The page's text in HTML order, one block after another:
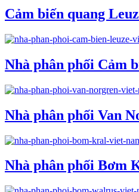
Cảm biến quang
Nhà phân phối Cảm
Nhà phân phối Van
Nhà phân phối Bơm